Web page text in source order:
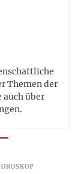
Themen der
über